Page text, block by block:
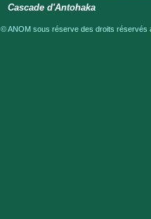
Cascade d'Antohaka
© ANOM sous réserve des droits réservés